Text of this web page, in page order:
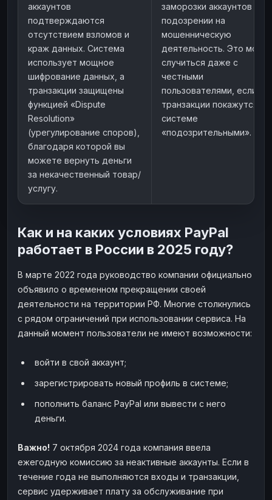
аккаунтов
подтверждаются
отсутствием взломов и
краж данных. Система
использует мощное
шифрование данных, а
транзакции защищены
функцией «Dispute
Resolution»
(урегулирование споров),
благодаря которой вы
можете вернуть деньги
за некачественный товар/
услугу.
заморозки аккаунтов при
подозрении на
мошенническую
деятельность. Это
случиться даже с
честными
пользователями, если
транзакции покажутся
системе
«подозрительными».
Как и на каких условиях PayPal
работает в России в 2025 году?
В марте 2022 года руководство компании официально
объявило о временном прекращении своей
деятельности на территории РФ. Многие столкнулись
с рядом ограничений при использовании сервиса. На
данный момент пользователи не имеют возможности:
войти в свой аккаунт;
зарегистрировать новый профиль в системе;
пополнить баланс PayPal или вывести с него
деньги.
Важно! 7 октября 2024 года компания ввела
ежегодную комиссию за неактивные аккаунты. Если в
течение года не выполняются входы и транзакции,
сервис удерживает плату за обслуживание при